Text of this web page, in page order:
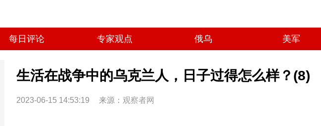
每日评论 专家观点 俄乌 美军
生活在战争中的乌克兰人，日子过得怎么样？(8)
2023-06-15 14:53:19 来源： 观察者网